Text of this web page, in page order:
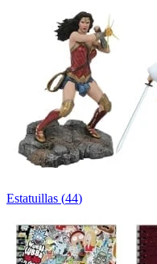
Estatuillas (44)